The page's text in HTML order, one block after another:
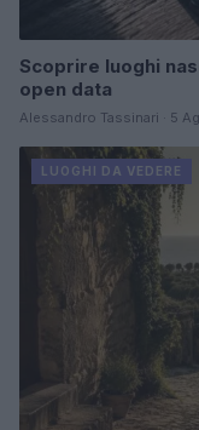
Scoprire luoghi
open data
Alessandro Tassinari · 5
LUOGHI DA VEDERE